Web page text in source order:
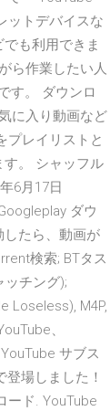
ットデバイスな
も利用できま
ら作業したい人
す。 ダウンロ
に入り動画など
プレイリストと
。 シャッフル
6月17日
ダウ
したら、動画が
検索; BTタス
ッチング);
Loseless), M4P,
、
サブス
場しました！
ード. YouTube